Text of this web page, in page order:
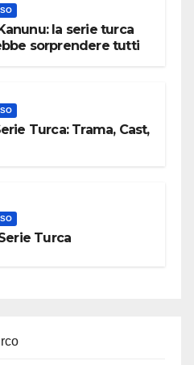
la serie turca
sorprendere tutti
Turca: Trama, Cast,
Turca